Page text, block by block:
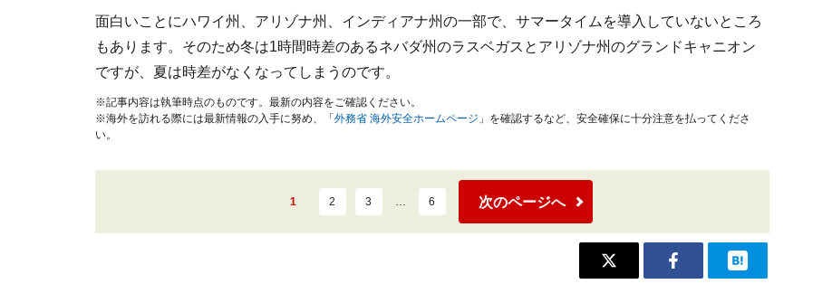
面白いことにハワイ州、アリゾナ州、インディアナ州の一部で、サマータイムを導入していないところ
もあります。そのため冬は1時間時差のあるネバダ州のラスベガスとアリゾナ州のグランドキャニオン
ですが、夏は時差がなくなってしまうのです。
※記事内容は執筆時点のものです。最新の内容をご確認ください。
※海外を訪れる際には最新情報の入手に努め、「 外務省 海外安全ホームページ 」を確認するなど、安全確保に十分注意を払ってくださ
い。
1 2 3 … 6 次のページへ